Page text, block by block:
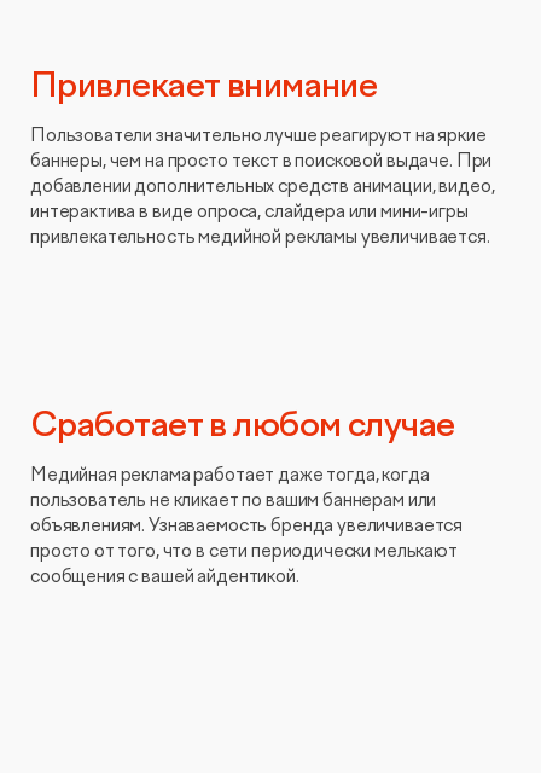
Привлекает внимание
Пользователи значительно лучше реагируют на яркие
баннеры, чем на просто текст в поисковой выдаче. При
добавлении дополнительных средств анимации, видео,
интерактива в виде опроса, слайдера или мини-игры
привлекательность медийной рекламы увеличивается.
Сработает в любом случае
Медийная реклама работает даже тогда, когда
пользователь не кликает по вашим баннерам или
объявлениям. Узнаваемость бренда увеличивается
просто от того, что в сети периодически мелькают
сообщения с вашей айдентикой.